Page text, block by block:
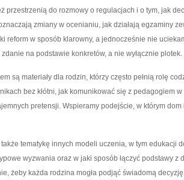
przestrzenią do rozmowy o regulacjach i o tym, jak
zmiany w ocenianiu, jak działają egzaminy
reform w sposób klarowny, a jednocześnie nie
zdanie na podstawie konkretów, a nie wyłącznie plotek.
są materiały dla rodzin, którzy często pełnią rolę
bez kłótni, jak komunikować się z pedagogiem
pretensji. Wspieramy podejście, w którym
tematykę innych modeli uczenia, w tym edukacji
wyzwania oraz w jaki sposób łączyć podstawy
żeby każda rodzina mogła podjąć świadomą